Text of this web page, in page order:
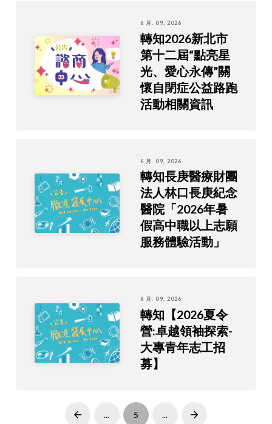
6 月. 09, 2026
轉知2026新北市
第十二屆“點亮星
光、愛心永傳”關
懷自閉症公益路跑
活動相關資訊
6 月. 09, 2026
轉知長庚醫療財團
法人林口長庚紀念
醫院「2026年暑
假高中職以上志願
服務體驗活動」
6 月. 09, 2026
轉知【2026夏令
營:卓越領袖探索-
大專青年志工招
募】
Prev ... 5 ... Next